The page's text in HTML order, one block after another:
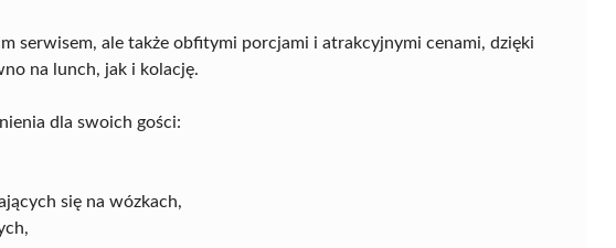
serwisem, ale także obfitymi porcjami i atrakcyjnymi cenami, dzięki
na lunch, jak i kolację.
dla swoich gości:
się na wózkach,